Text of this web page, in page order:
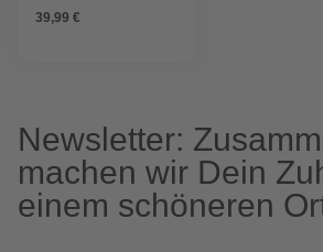
39,99 €
Newsletter:
machen wir Dein
einem schöneren